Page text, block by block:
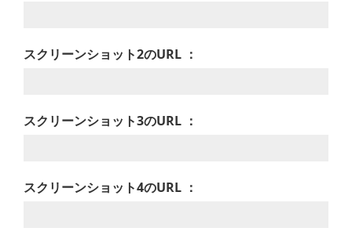
スクリーンショット2のURL ：
スクリーンショット3のURL ：
スクリーンショット4のURL ：